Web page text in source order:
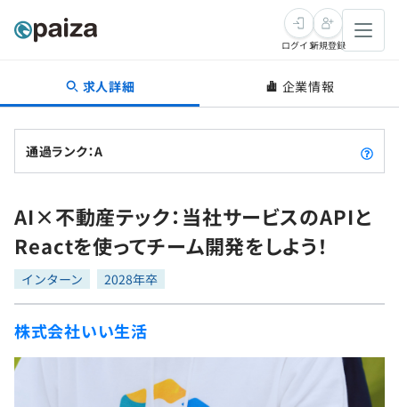
転職・キャリア
転職成功ガイド
転職エージェント
インタビュー
転職成功ガイド
新卒就活
求人検索
本選考
インターン
学習
問題集
プログラミング言語
ゲーム・マンガ
ログイン新規登録
求人詳細 企業情報
通過ランク：A
AI×不動産テック：当社サービスのAPIと
Reactを使ってチーム開発をしよう！
インターン 2028年卒
株式会社いい生活